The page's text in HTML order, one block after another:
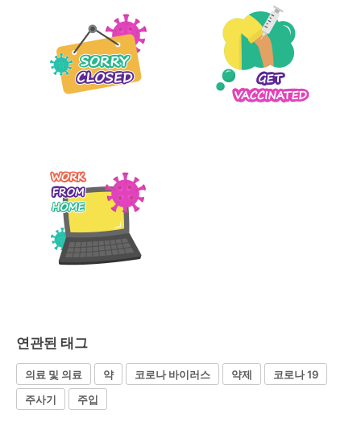
연관된 태그
의료 및 의료 약 코로나 바이러스 약제
코로나 19
주사기
주입